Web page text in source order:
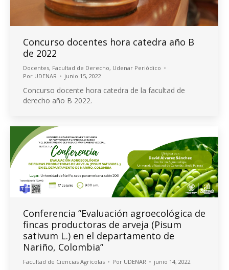
Concurso docentes hora catedra año B
de 2022
Docentes, Facultad de Derecho, Udenar Periódico
Por UDENAR junio 15, 2022
Concurso docente hora catedra de la facultad de
derecho año B 2022.
Conferencia ”Evaluación agroecológica de
fincas productoras de arveja (Pisum
sativum L.) en el departamento de
Nariño, Colombia”
Facultad de Ciencias Agrícolas Por UDENAR junio 14, 2022